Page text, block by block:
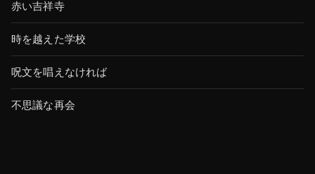
赤い吉祥寺
時を越えた学校
呪文を唱えなければ
不思議な再会